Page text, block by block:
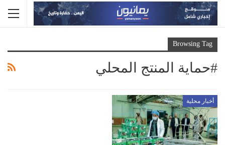
Browsing Tag
#حماية المنتج المحلي
أخبار محلية